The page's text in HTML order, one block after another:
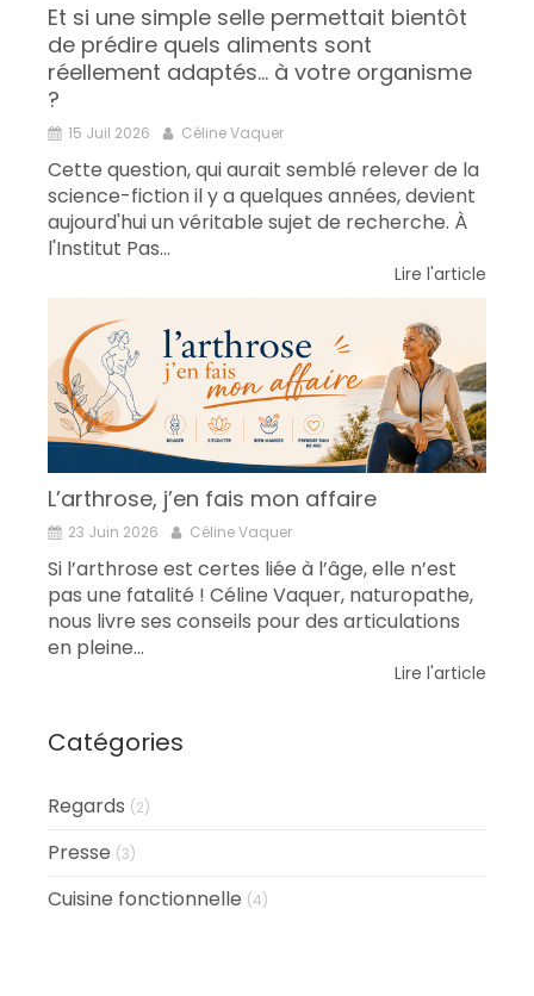
Et si une simple selle permettait bientôt
de prédire quels aliments sont
réellement adaptés... à votre organisme
?
15 Juil 2026 Céline Vaquer
Cette question, qui aurait semblé relever de la
science-fiction il y a quelques années, devient
aujourd'hui un véritable sujet de recherche. À
l'Institut Pas...
Lire l'article
L’arthrose, j’en fais mon affaire
23 Juin 2026 Céline Vaquer
Si l’arthrose est certes liée à l’âge, elle n’est
pas une fatalité ! Céline Vaquer, naturopathe,
nous livre ses conseils pour des articulations
en pleine...
Lire l'article
Catégories
Regards (2)
Presse (3)
Cuisine fonctionnelle (4)